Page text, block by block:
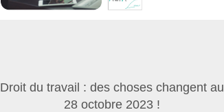
Droit du travail : des choses changent au
28 octobre 2023 !